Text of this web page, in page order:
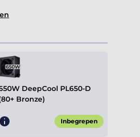
DeepCool PL650-D
Bronze)
Inbegrepen